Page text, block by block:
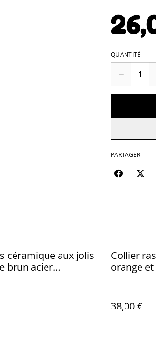
QUANTITÉ
PARTAGER
céramique aux jolis
brun acier
doré -sans nickel
Collier
orange
unique
38,00 €